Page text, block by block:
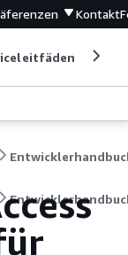
Kontakt